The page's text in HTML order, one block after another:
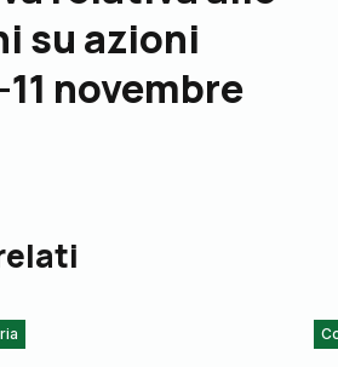
su azioni
novembre